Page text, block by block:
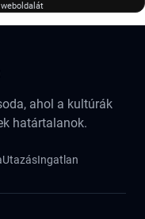
ahol a kultúrák
határtalanok.
UtazásIngatlan